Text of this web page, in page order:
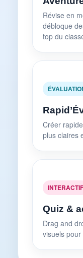
Révise en
débloque
top du
Créer
plus claires
INTERACTIF
Quiz &
Drag and
visuels